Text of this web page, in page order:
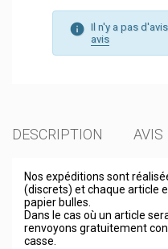
Il n'y a pas
avis
DESCRIPTION AVIS
Nos expéditions sont
(discrets) et chaque article
papier bulles.
Dans le cas où un article
renvoyons gratuitement
casse.